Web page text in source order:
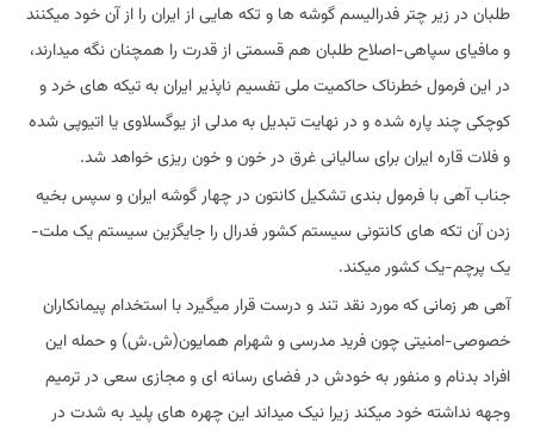
طلبان در زیر چتر فدرالیسم گوشه ها و تکه هایی از ایران را از آن خود میکنند
و مافیای سپاهی-اصلاح طلبان هم قسمتی از قدرت را همچنان نگه میدارند،
در این فرمول خطرناک حاکمیت ملی تفسیم ناپذیر ایران به تیکه های خرد و
کوچکی چند پاره شده و در نهایت تبدیل به مدلی از یوگسلاوی یا اتیوپی شده
و فلات قاره ایران برای سالیانی غرق در خون و خون ریزی خواهد شد.
جناب آهی با فرمول بندی تشکیل کانتون در چهار گوشه ایران و سپس بخیه
زدن آن تکه های کانتونی سیستم کشور فدرال را جایگزین سیستم یک ملت-
یک پرچم-یک کشور میکند.
آهی هر زمانی که مورد نقد تند و درست قرار میگیرد با استخدام پیمانکاران
خصوصی-امنیتی چون فرید مدرسی و شهرام همایون(ش.ش) و حمله این
افراد بدنام و منفور به خودش در فضای رسانه ای و مجازی سعی در ترمیم
وجهه نداشته خود میکند زیرا نیک میداند این چهره های پلید به شدت در